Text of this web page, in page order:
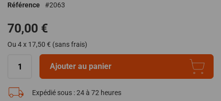
de
Galerie
Référence 2063
70,00 €
Ou 4 x 17,50 € (sans frais)
Ajouter au panier
Expédié sous :24 à 72 heures